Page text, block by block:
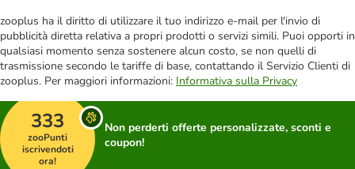
zooplus ha il diritto di utilizzare il tuo indirizzo e-mail per l'invio di
pubblicità diretta relativa a propri prodotti o servizi simili. Puoi opporti in
qualsiasi momento senza sostenere alcun costo, se non quelli di
trasmissione secondo le tariffe di base, contattando il Servizio Clienti di
zooplus. Per maggiori informazioni: Informativa sulla Privacy
333
zooPunti
iscrivendoti
ora!
Non perderti offerte personalizzate, sconti e
coupon!